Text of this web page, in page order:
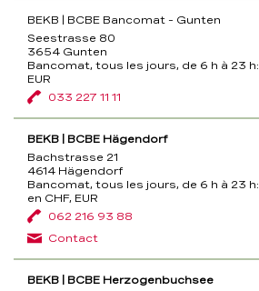
BEKB | BCBE Bancomat - Gunten
Seestrasse 80
3654 Gunten
Bancomat, tous les jours, de 6 h à 23 h:
EUR
033 227 11 11
BEKB | BCBE Hägendorf
Bachstrasse 21
4614 Hägendorf
Bancomat, tous les jours, de 6 h à 23 h:
en CHF, EUR
062 216 93 88
Contact
BEKB | BCBE Herzogenbuchsee